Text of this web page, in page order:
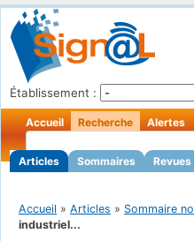
Établissement :
Accueil Recherche
Articles Sommaires Revues
Alertes
Accueil » Articles » Sommaire
industriel...